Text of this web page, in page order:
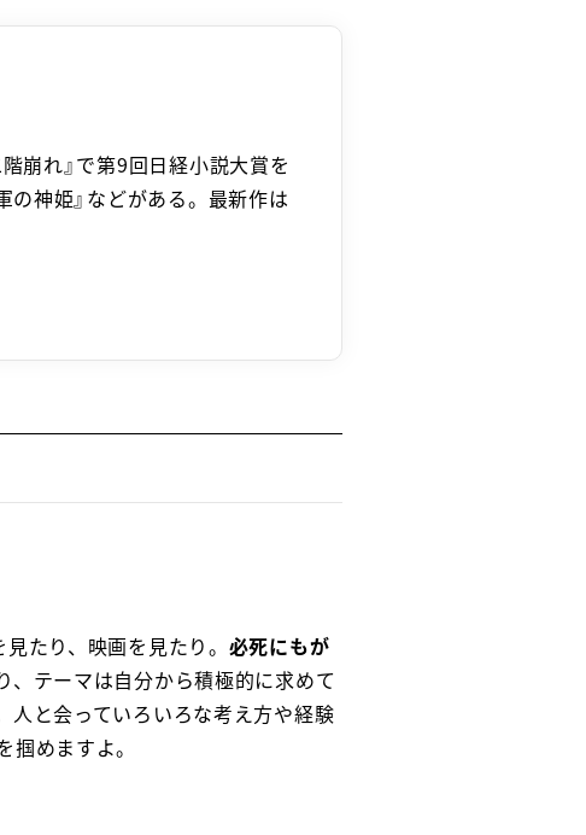
崩れ』で第9回日経小説大賞を
の神姫』などがある。最新作は
たり、映画を見たり。 必死にもが
、テーマは自分から積極的に求めて
人と会っていろいろな考え方や経験
めますよ。